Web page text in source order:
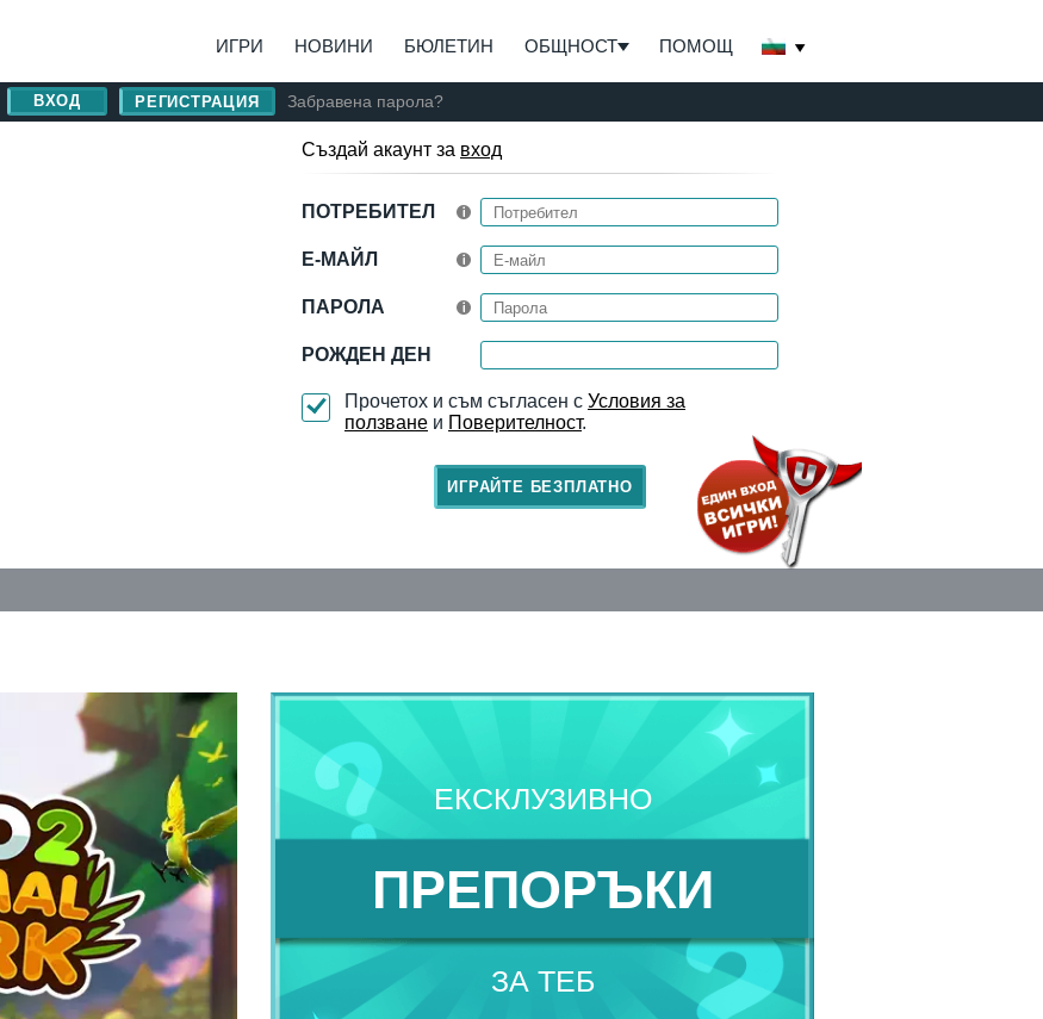
ИГРИ НОВИНИ БЮЛЕТИН ОБЩНОСТ ПОМОЩ
РЕГИСТРАЦИЯ Забравена парола?
Създай акаунт за вход
ПОТРЕБИТЕЛ
Е-МАЙЛ
ПАРОЛА
РОЖДЕН ДЕН
Прочетох и съм съгласен с Условия за
ползване и Поверителност.
ЕКСКЛУЗИВНО
ПРЕПОРЪКИ
ЗА ТЕБ